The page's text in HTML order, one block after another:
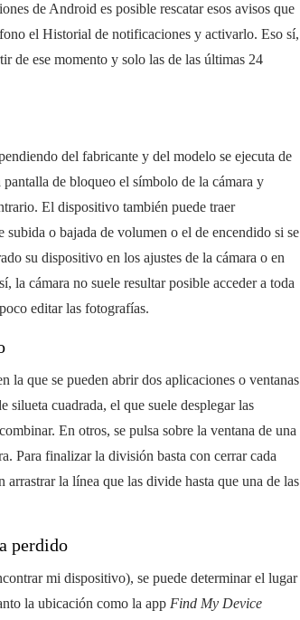
de Android es posible rescatar esos avisos que
el Historial de notificaciones y activarlo. Eso sí,
de ese momento y solo las de las últimas 24
del fabricante y del modelo se ejecuta de
de bloqueo el símbolo de la cámara y
El dispositivo también puede traer
o bajada de volumen o el de encendido si se
su dispositivo en los ajustes de la cámara o en
la cámara no suele resultar posible acceder a toda
editar las fotografías.
la que se pueden abrir dos aplicaciones o ventanas
silueta cuadrada, el que suele desplegar las
En otros, se pulsa sobre la ventana de una
Para finalizar la división basta con cerrar cada
arrastrar la línea que las divide hasta que una de las
perdido
mi dispositivo), se puede determinar el lugar
la ubicación como la app Find My Device